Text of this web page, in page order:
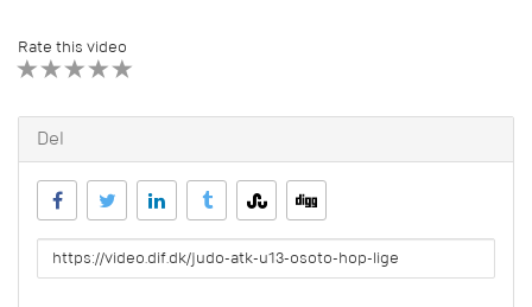
Rate this video
Del
URL
to